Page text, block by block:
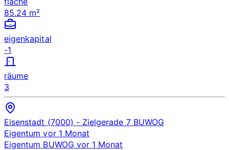
85.24 m²
eigenkapital
-1
räume
3
Eisenstadt (7000) - Zielgerade 7 BUWOG
Eigentum vor 1 Monat
Eigentum BUWOG vor 1 Monat